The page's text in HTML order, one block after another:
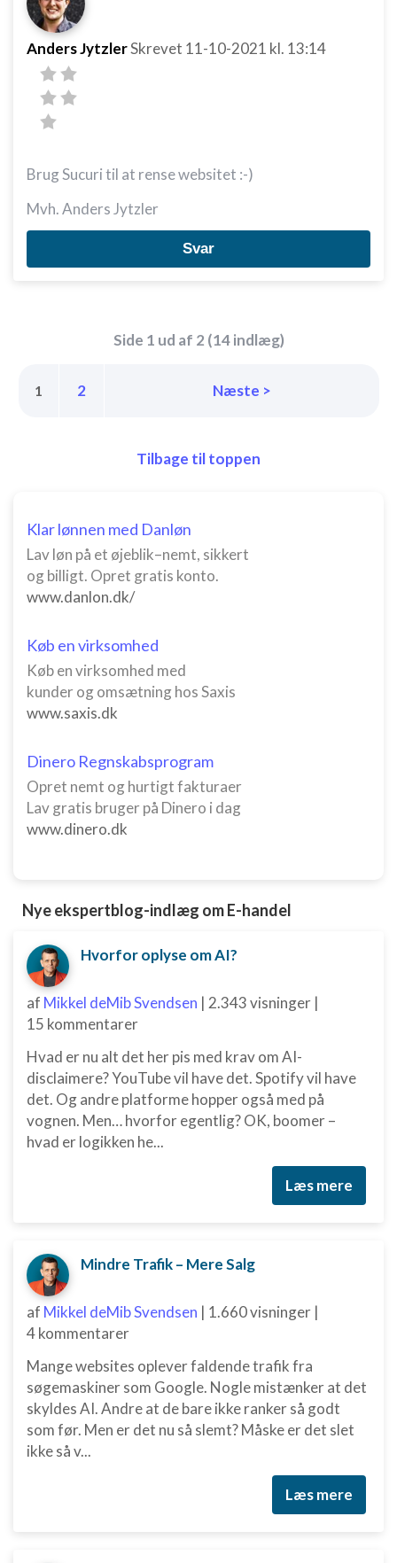
Anders JytzlerSkrevet 11-10-2021 kl. 13:14
Brug Sucuri til at rense websitet :-)
Mvh. Anders Jytzler
Svar
Side 1 ud af 2 (14 indlæg)
1 2 Næste >
Tilbage til toppen
Klar lønnen med Danløn
Lav løn på et øjeblik–nemt, sikkert
og billigt. Opret gratis konto.
www.danlon.dk/
Køb en virksomhed
Køb en virksomhed med
kunder og omsætning hos Saxis
www.saxis.dk
Dinero Regnskabsprogram
Opret nemt og hurtigt fakturaer
Lav gratis bruger på Dinero i dag
www.dinero.dk
Nye ekspertblog-indlæg om E-handel
Hvorfor oplyse om AI?
af Mikkel deMib Svendsen | 2.343 visninger |
15 kommentarer
Hvad er nu alt det her pis med krav om AI-
disclaimere? YouTube vil have det. Spotify vil have
det. Og andre platforme hopper også med på
vognen. Men… hvorfor egentlig? OK, boomer –
hvad er logikken he...
Læs mere
Mindre Trafik – Mere Salg
af Mikkel deMib Svendsen | 1.660 visninger |
4 kommentarer
Mange websites oplever faldende trafik fra
søgemaskiner som Google. Nogle mistænker at det
skyldes AI. Andre at de bare ikke ranker så godt
som før. Men er det nu så slemt? Måske er det slet
ikke så v...
Læs mere